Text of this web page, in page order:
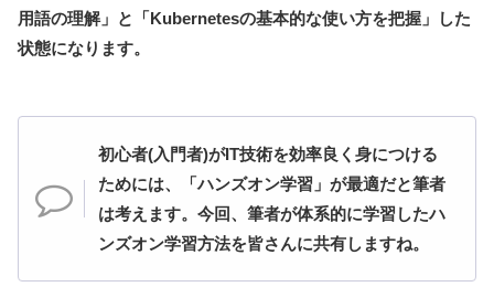
用語の理解」と「Kubernetesの基本的な使い方を把握」した
状態になります。
初心者(入門者)がIT技術を効率良く身につける
ためには、「ハンズオン学習」が最適だと筆者
は考えます。今回、筆者が体系的に学習したハ
ンズオン学習方法を皆さんに共有しますね。